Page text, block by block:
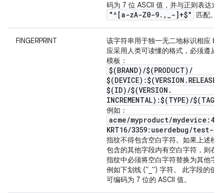
码为 7 位 ASCII 值，并与正则表达式
"^[a-zA-Z0-9. , _-]+$" 匹配。
FINGERPRINT
该字符串用于独一无二地标识相应
应采用人类可读懂的格式，必须遵从
模板：
$(BRAND) /$(PRODUCT) /
$(DEVICE):$(VERSION . RELEASE)
$(ID) /$(VERSION .
INCREMENTAL):$(TYPE) /
例如：
acme/myproduct/mydevice:4
KRT16/3359:userdebug/test-
指纹不得包含空白字符。如果上述模
包含的其他字段内有空白字符，则在
指纹中必须将空白字符替换为其他字
例如下划线 ("_") 字符。 此字段的值
可编码为 7 位的 ASCII 值。